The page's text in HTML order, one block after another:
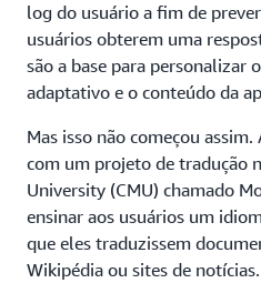
log do usuário a fim de
usuários obterem uma
são a base para personalizar
adaptativo e o conteúdo da
Mas isso não começou
com um projeto de tradução
University (CMU) chamado
ensinar aos usuários um
que eles traduzissem
Wikipédia ou sites de